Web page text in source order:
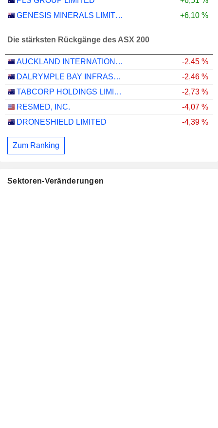
GENESIS MINERALS LIMITED
+6,10 %
Die stärksten Rückgänge des ASX 200
AUCKLAND INTERNATIONAL AIRPORT LIMITED
-2,45 %
DALRYMPLE BAY INFRASTRUCTURE LIMITED
-2,46 %
TABCORP HOLDINGS LIMITED
-2,73 %
RESMED, INC.
-4,07 %
DRONESHIELD LIMITED
-4,39 %
Zum Ranking
Sektoren-Veränderungen